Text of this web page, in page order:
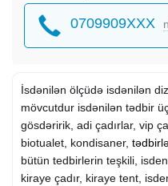
0709909XXX
İsdənilən ölçüdə isdənilən
mövcutdur isdənilən tədbir
gösdəririk, adi çadırlar, vip
biotualet, kondisaner,
bütün tedbirlerin teşkili,
kiraye çadır, kiraye tent,